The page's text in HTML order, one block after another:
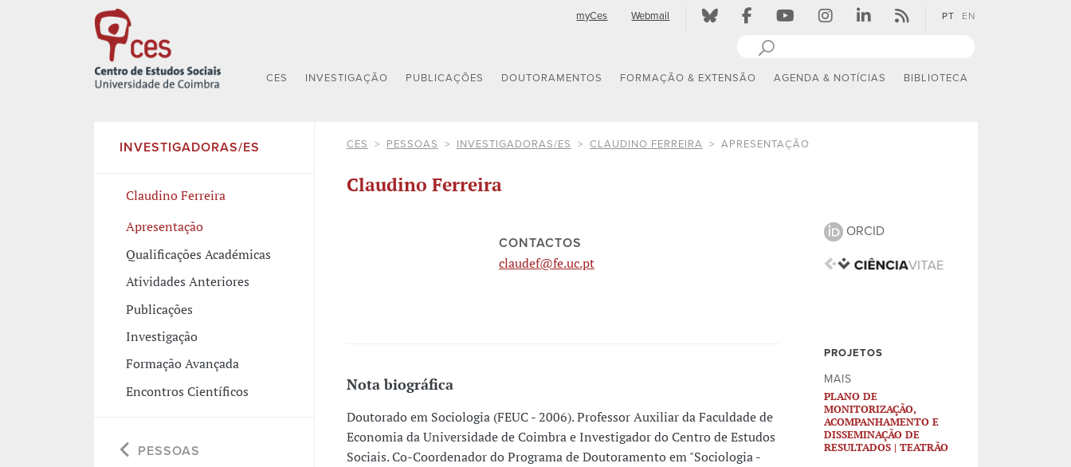
myCes Webmail PT EN
CES INVESTIGAÇÃO PUBLICAÇÕES DOUTORAMENTOS FORMAÇÃO & EXTENSÃO AGENDA & NOTÍCIAS BIBLIOTECA
INVESTIGADORAS/ES
Claudino Ferreira
Apresentação
Qualificações Académicas
Atividades Anteriores
Publicações
Investigação
Formação Avançada
Encontros Científicos
PESSOAS
CES PESSOAS INVESTIGADORAS/ES CLAUDINO FERREIRA APRESENTAÇÃO
Claudino Ferreira
CONTACTOS
claudef@fe.uc.pt
Nota biográfica
Doutorado em Sociologia (FEUC - 2006). Professor Auxiliar da Faculdade de
Economia da Universidade de Coimbra e Investigador do Centro de Estudos
Sociais. Co-Coordenador do Programa de Doutoramento em "Sociologia -
ORCID
PROJETOS
MAIS
PLANO DE
MONITORIZAÇÃO,
ACOMPANHAMENTO E
DISSEMINAÇÃO DE
RESULTADOS | TEATRÃO